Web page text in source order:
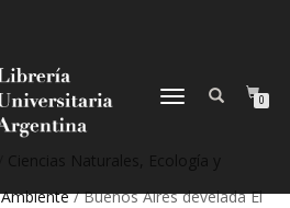
NAVEGACIÓN
0
/ Buenos Aires develada El